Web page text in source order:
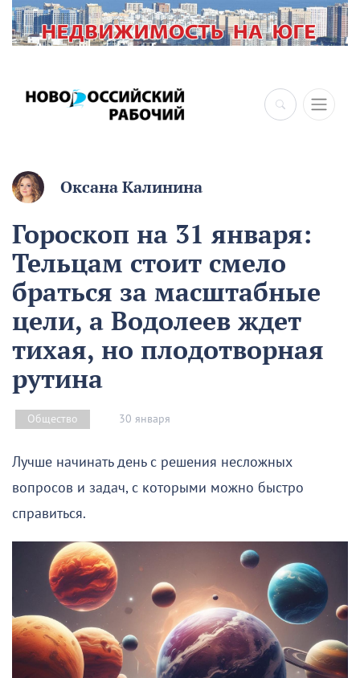
×
Оксана Калинина
Гороскоп на 31 января:
Тельцам стоит смело
браться за масштабные
цели, а Водолеев ждет
тихая, но плодотворная
рутина
Общество 30 января
Лучше начинать день с решения несложных
вопросов и задач, с которыми можно быстро
справиться.